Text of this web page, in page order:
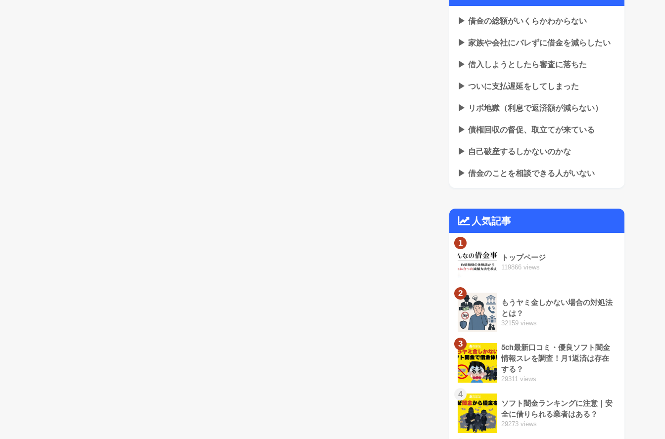
▶ 借金の総額がいくらかわからない
▶ 家族や会社にバレずに借金を減らしたい
▶ 借入しようとしたら審査に落ちた
▶ ついに支払遅延をしてしまった
▶ リボ地獄（利息で返済額が減らない）
▶ 債権回収の督促、取立てが来ている
▶ 自己破産するしかないのかな
▶ 借金のことを相談できる人がいない
人気記事
1
トップページ
119866 views
2
もうヤミ金しかない場合の対処法
とは？
32159 views
3
5ch最新口コミ・優良ソフト闇金
情報スレを調査！月1返済は存在
する？
29311 views
4
ソフト闇金ランキングに注意｜安
全に借りられる業者はある？
29273 views